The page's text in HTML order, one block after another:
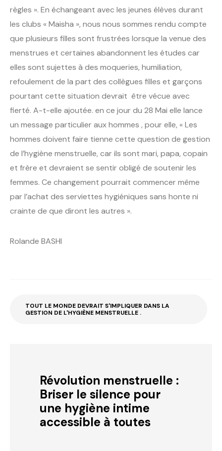
règles ». En échangeant avec les jeunes élèves durant
les clubs « Maisha », nous nous sommes rendu compte
que plusieurs filles sont frustrées lorsque la venue des
menstrues et certaines abandonnent les études car
elles sont sujettes à des moqueries, humiliation,
refoulement de la part des collègues filles et garçons
pourtant cette situation devrait être vécue avec
fierté. A-t-elle ajoutée. en ce jour du 28 Mai elle lance
un message particulier aux hommes , pour elle, « Les
hommes doivent faire tienne cette question de gestion
de l’hygiène menstruelle, car ils sont mari, papa, copain
et frère et devraient se sentir obligé de soutenir les
femmes. Ce changement pourrait commencer même
par l’achat des serviettes hygiéniques sans honte ni
crainte de que diront les autres ».
Rolande BASHI
TOUT LE MONDE DEVRAIT S'IMPLIQUER DANS LA
GESTION DE L'HYGIÈNE MENSTRUELLE .
Révolution menstruelle :
Briser le silence pour
une hygiène intime
accessible à toutes